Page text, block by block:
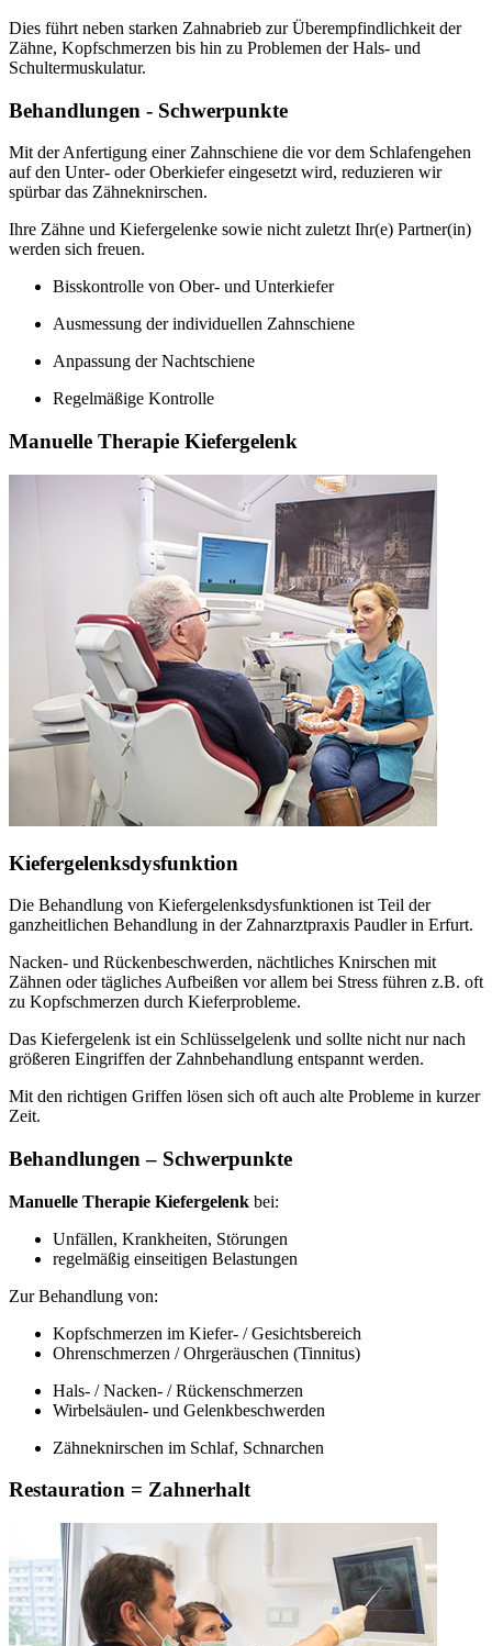
Dies führt neben starken Zahnabrieb zur Überempfindlichkeit der
Zähne, Kopfschmerzen bis hin zu Problemen der Hals- und
Schultermuskulatur.
Behandlungen - Schwerpunkte
Mit der Anfertigung einer Zahnschiene die vor dem Schlafengehen
auf den Unter- oder Oberkiefer eingesetzt wird, reduzieren wir
spürbar das Zähneknirschen.
Ihre Zähne und Kiefergelenke sowie nicht zuletzt Ihr(e) Partner(in)
werden sich freuen.
Bisskontrolle von Ober- und Unterkiefer
Ausmessung der individuellen Zahnschiene
Anpassung der Nachtschiene
Regelmäßige Kontrolle
Manuelle Therapie Kiefergelenk
Kiefergelenksdysfunktion
Die Behandlung von Kiefergelenksdysfunktionen ist Teil der
ganzheitlichen Behandlung in der Zahnarztpraxis Paudler in Erfurt.
Nacken- und Rückenbeschwerden, nächtliches Knirschen mit
Zähnen oder tägliches Aufbeißen vor allem bei Stress führen z.B. oft
zu Kopfschmerzen durch Kieferprobleme.
Das Kiefergelenk ist ein Schlüsselgelenk und sollte nicht nur nach
größeren Eingriffen der Zahnbehandlung entspannt werden.
Mit den richtigen Griffen lösen sich oft auch alte Probleme in kurzer
Zeit.
Behandlungen – Schwerpunkte
Manuelle Therapie Kiefergelenk bei:
Unfällen, Krankheiten, Störungen
regelmäßig einseitigen Belastungen
Zur Behandlung von:
Kopfschmerzen im Kiefer- / Gesichtsbereich
Ohrenschmerzen / Ohrgeräuschen (Tinnitus)
Hals- / Nacken- / Rückenschmerzen
Wirbelsäulen- und Gelenkbeschwerden
Zähneknirschen im Schlaf, Schnarchen
Restauration = Zahnerhalt